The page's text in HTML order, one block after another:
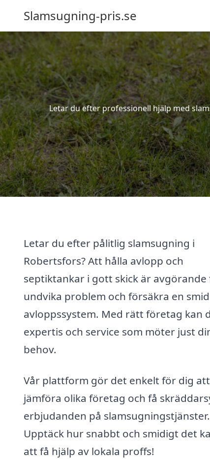
Slamsugning-pris.se
Letar du efter professionell hjälp med
Letar du efter pålitlig slamsugning i
Robertsfors? Att hålla avlopp och
septiktankar i gott skick är
undvika problem och försäkra en
avloppssystem. Med rätt företag kan
expertis och service som möter just
behov.
Vår plattform gör det enkelt för dig att
jämföra olika företag och få
erbjudanden på slamsugningstjänster.
Upptäck hur snabbt och smidigt det
att få hjälp av lokala proffs!